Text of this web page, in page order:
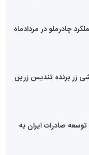
چادرملو در مردادماه
زر برنده تندیس زرین
صادرات ایران به